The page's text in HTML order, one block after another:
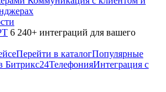
6 240+ интеграций для вашего
Перейти в каталогПопулярные
Битрикс24ТелефонияИнтеграция с